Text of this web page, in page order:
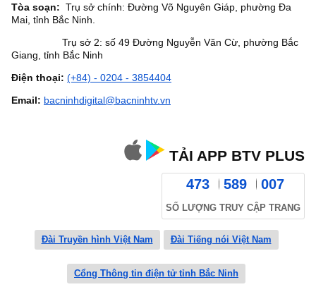
Tòa soạn: Trụ sở chính: Đường Võ Nguyên Giáp, phường Đa
Mai, tỉnh Bắc Ninh.
Trụ sở 2: số 49 Đường Nguyễn Văn Cừ, phường Bắc
Giang, tỉnh Bắc Ninh
Điện thoại: (+84) - 0204 - 3854404
Email: bacninhdigital@bacninhtv.vn
TẢI APP BTV PLUS
473 589 007
SỐ LƯỢNG TRUY CẬP TRANG
Đài Truyền hình Việt Nam Đài Tiếng nói Việt Nam
Cổng Thông tin điện tử tỉnh Bắc Ninh